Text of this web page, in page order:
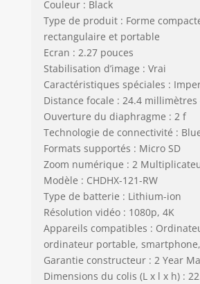
capteur
caméra
logicielle.
caméra
Black
le niveau
AutoBoost
de
sur un
skis,
séance
Couleur : Black
Type de produit : Forme
rectangulaire et portable
Ecran : 2.27 pouces
Stabilisation d’image : Vrai
Caractéristiques spéciales :
Distance focale : 24.4 millimètres
Ouverture du diaphragme : 2 f
Technologie de connectivité :
Formats supportés : Micro SD
Zoom numérique : 2
Modèle : CHDHX-121-RW
Type de batterie : Lithium-ion
Résolution vidéo : 1080p, 4K
Appareils compatibles :
ordinateur portable,
Garantie constructeur : 2 Year
Dimensions du colis (L x l x h) :